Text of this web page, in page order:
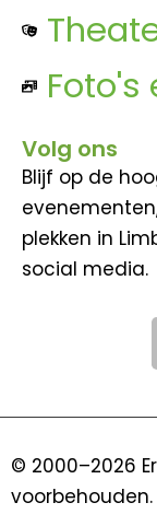
Foto's
Volg ons
Blijf op de
plekken in
social media.
© 2000–2026
voorbehouden.